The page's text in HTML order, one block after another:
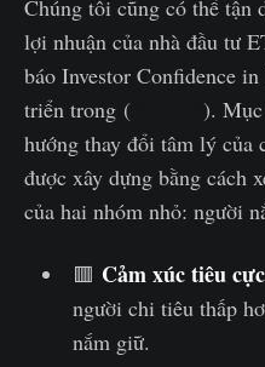
Chúng tôi cũng có thể tận
lợi nhuận của nhà đầu tư
báo Investor Confidence
triển trong (
).
hướng thay đổi tâm lý của
được xây dựng bằng cách
của hai nhóm nhỏ: người
🟥 Cảm xúc tiêu cực
người chi tiêu thấp
nắm giữ.